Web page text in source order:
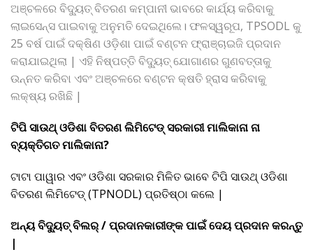
ଅଞ୍ଚଳରେ ବିଦ୍ୟୁତ୍ ବିତରଣ କମ୍ପାନୀ ଭାବରେ କାର୍ଯ୍ୟ କରିବାକୁ
ଲାଇସେନ୍ସ ପାଇବାକୁ ଅନୁମତି ଦେଇଥିଲେ। ଫଳସ୍ୱରୂପ, TPSODL କୁ
25 ବର୍ଷ ପାଇଁ ଦକ୍ଷିଣ ଓଡ଼ିଶା ପାଇଁ ବଣ୍ଟନ ଫ୍ରାଞ୍ଚାଇଜି ପ୍ରଦାନ
କରାଯାଇଥିଲା | ଏହି ନିଷ୍ପତ୍ତି ବିଦ୍ୟୁତ୍ ଯୋଗାଣର ଗୁଣବତ୍ତାକୁ
ଉନ୍ନତ କରିବା ଏବଂ ଅଞ୍ଚଳରେ ବଣ୍ଟନ କ୍ଷତି ହ୍ରାସ କରିବାକୁ
ଲକ୍ଷ୍ୟ ରଖିଛି |
ଟିପି ସାଉଥ୍ ଓଡିଶା ବିତରଣ ଲିମିଟେଡ୍ ସରକାରୀ ମାଲିକାନା ନା
ବ୍ୟକ୍ତିଗତ ମାଲିକାନା?
ଟାଟା ପାୱାର ଏବଂ ଓଡିଶା ସରକାର ମିଳିତ ଭାବେ ଟିପି ସାଉଥ୍ ଓଡିଶା
ବିତରଣ ଲିମିଟେଡ୍ (TPNODL) ପ୍ରତିଷ୍ଠା କଲେ |
ଅନ୍ୟ ବିଦ୍ୟୁତ୍ ବିଲର୍ / ପ୍ରଦାନକାରୀଙ୍କ ପାଇଁ ଦେୟ ପ୍ରଦାନ କରନ୍ତୁ
|